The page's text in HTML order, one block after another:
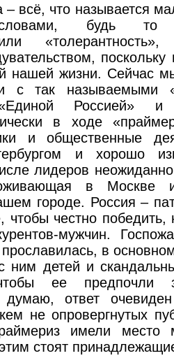
– всё, что называется
словами, будь то
поскольку
нашей жизни. Сейчас
с так называемыми
Россией» и
в ходе
и общественные
и хорошо
лидеров неожиданно
в Москве
городе. Россия –
чтобы честно победить,
мужчин.
прославилась, в
ним детей и
ее предпочли
думаю, ответ
не опровергнутых
имели место
стоят